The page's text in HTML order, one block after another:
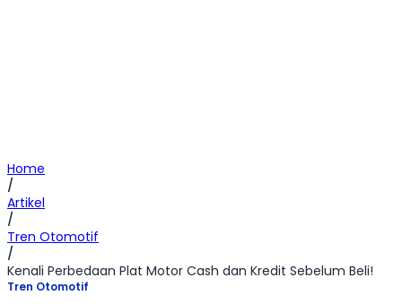
Home
/
Artikel
/
Tren Otomotif
/
Kenali Perbedaan Plat Motor Cash dan Kredit Sebelum Beli!
Tren Otomotif